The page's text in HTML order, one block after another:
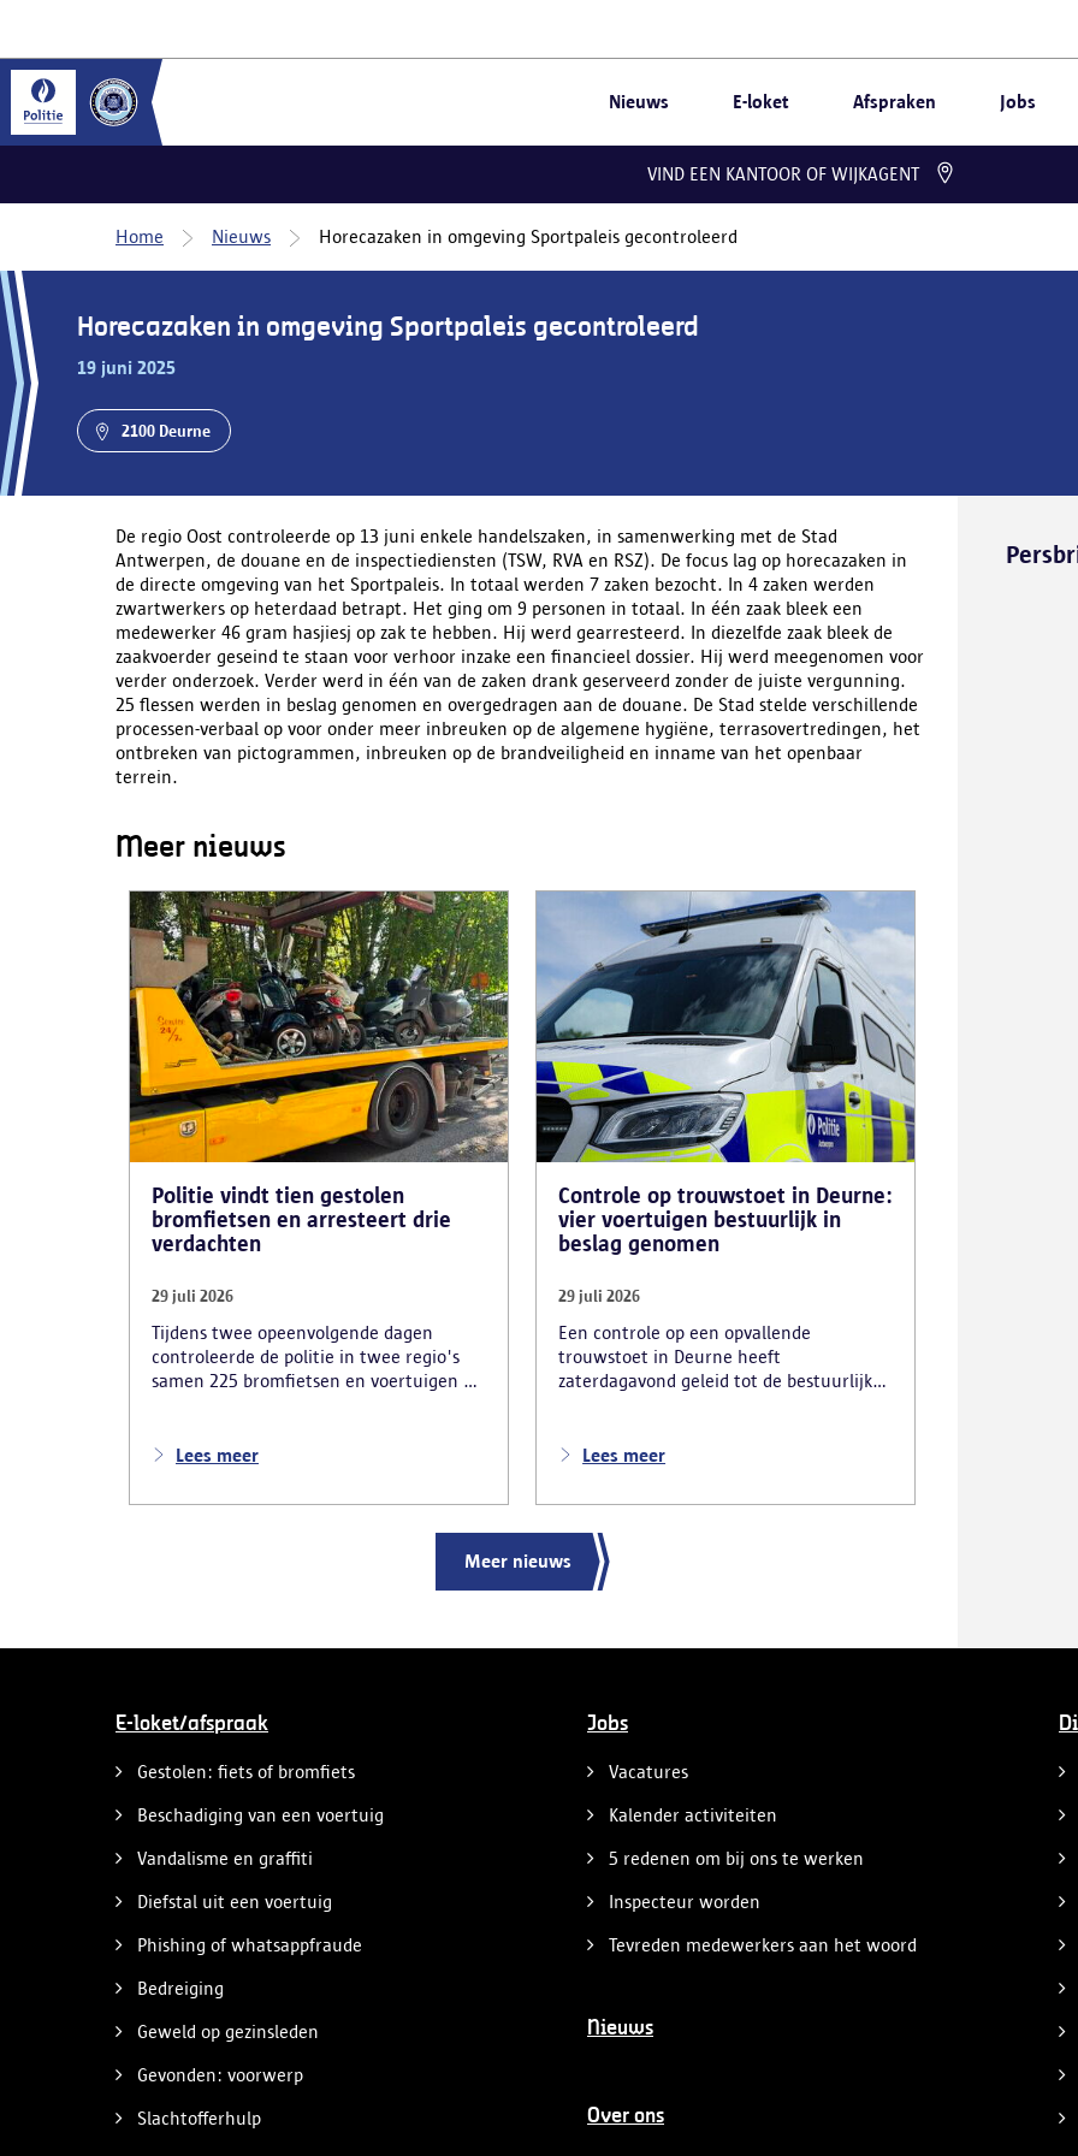
Nieuws E-loket Afspraken Jobs
VIND EEN KANTOOR OF WIJKAGENT
Home Nieuws Horecazaken in omgeving Sportpaleis gecontroleerd
Horecazaken in omgeving Sportpaleis gecontroleerd
19 juni 2025
2100 Deurne
De regio Oost controleerde op 13 juni enkele handelszaken, in samenwerking met de Stad
Antwerpen, de douane en de inspectiediensten (TSW, RVA en RSZ). De focus lag op horecazaken in
de directe omgeving van het Sportpaleis. In totaal werden 7 zaken bezocht. In 4 zaken werden
zwartwerkers op heterdaad betrapt. Het ging om 9 personen in totaal. In één zaak bleek een
medewerker 46 gram hasjiesj op zak te hebben. Hij werd gearresteerd. In diezelfde zaak bleek de
zaakvoerder geseind te staan voor verhoor inzake een financieel dossier. Hij werd meegenomen voor
verder onderzoek. Verder werd in één van de zaken drank geserveerd zonder de juiste vergunning.
25 flessen werden in beslag genomen en overgedragen aan de douane. De Stad stelde verschillende
processen-verbaal op voor onder meer inbreuken op de algemene hygiëne, terrasovertredingen, het
ontbreken van pictogrammen, inbreuken op de brandveiligheid en inname van het openbaar
terrein.
Meer nieuws
Politie vindt tien gestolen
bromfietsen en arresteert drie
verdachten
29 juli 2026
Tijdens twee opeenvolgende dagen
controleerde de politie in twee regio's
samen 225 bromfietsen en voertuigen en
teruggevonden en zestien voertuigen zijn
arresteerde de politie ook drie
Lees meer
Controle op trouwstoet in Deurne:
vier voertuigen bestuurlijk in
beslag genomen
29 juli 2026
Een controle op een opvallende
trouwstoet in Deurne heeft
zaterdagavond geleid tot de bestuurlijke
vaststellingen van inbreuken. De politie
melding hadden gemaakt van het
verkeershinder die dat als gevolg had.
Lees meer
Meer nieuws
E-loket/afspraak
Gestolen: fiets of bromfiets
Beschadiging van een voertuig
Vandalisme en graffiti
Diefstal uit een voertuig
Phishing of whatsappfraude
Bedreiging
Geweld op gezinsleden
Gevonden: voorwerp
Slachtofferhulp
Jobs
Vacatures
Kalender activiteiten
5 redenen om bij ons te werken
Inspecteur worden
Tevreden medewerkers aan het woord
Nieuws
Over ons